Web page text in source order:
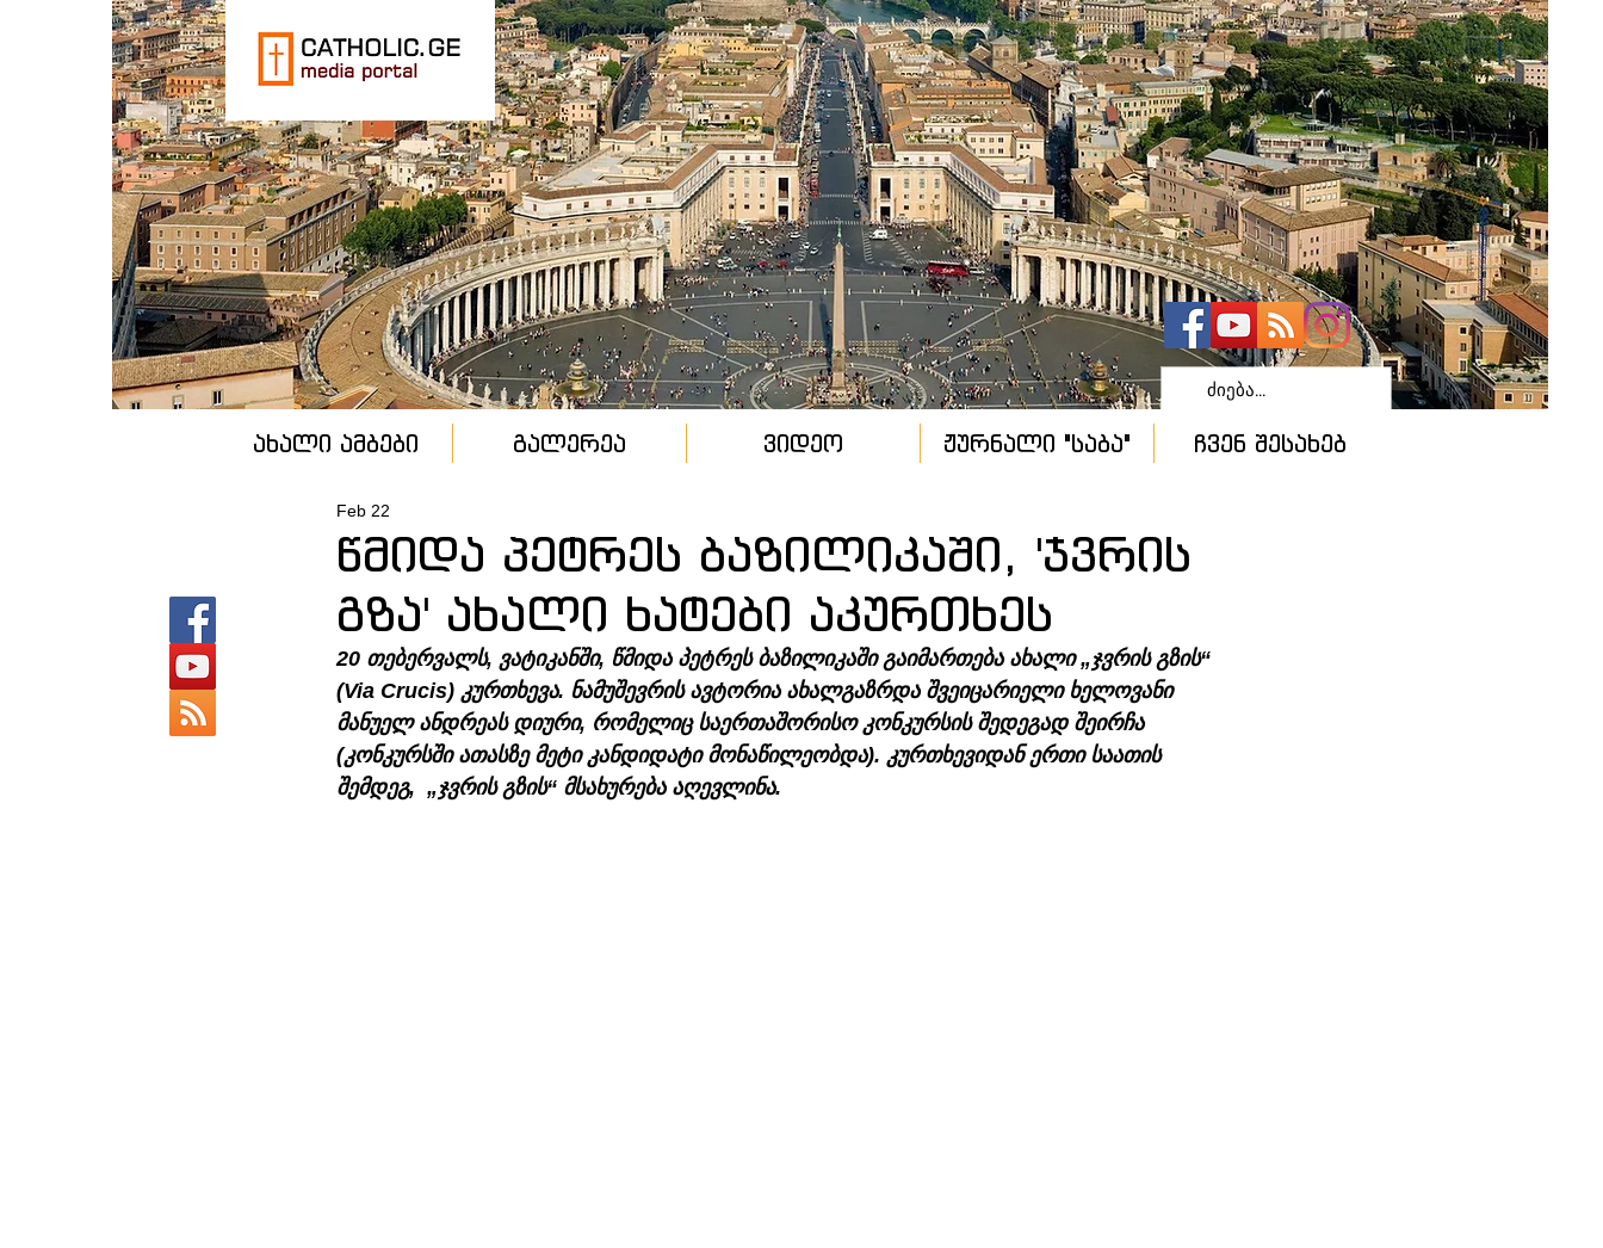
ახალი ამბები გალერეა ვიდეო ჟურნალი "საბა" ჩვენ შესახებ
წმიდა პეტრეს ბაზილიკაში, 'ჯვრის
გზა' ახალი ხატები აკურთხეს
Feb 22
20 თებერვალს, ვატიკანში, წმიდა პეტრეს ბაზილიკაში გაიმართება ახალი „ჯვრის გზის“
(Via Crucis) კურთხევა. ნამუშევრის ავტორია ახალგაზრდა შვეიცარიელი ხელოვანი
მანუელ ანდრეას დიური, რომელიც საერთაშორისო კონკურსის შედეგად შეირჩა
(კონკურსში ათასზე მეტი კანდიდატი მონაწილეობდა). კურთხევიდან ერთი საათის
შემდეგ,  „ჯვრის გზის“ მსახურება აღევლინა.